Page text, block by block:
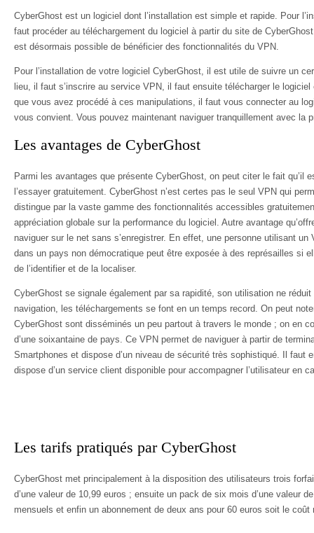
CyberGhost est un logiciel dont l’installation est simple et rapide. Pour
faut procéder au téléchargement du logiciel à partir du site de
est désormais possible de bénéficier des fonctionnalités du VPN.
Pour l’installation de votre logiciel CyberGhost, il est utile de suivre un
lieu, il faut s’inscrire au service VPN, il faut ensuite télécharger le
que vous avez procédé à ces manipulations, il faut vous connecter au
vous convient. Vous pouvez maintenant naviguer tranquillement avec la
Les avantages de CyberGhost
Parmi les avantages que présente CyberGhost, on peut citer le fait qu’il
l’essayer gratuitement. CyberGhost n’est certes pas le seul VPN qui
distingue par la vaste gamme des fonctionnalités accessibles
appréciation globale sur la performance du logiciel. Autre avantage
naviguer sur le net sans s’enregistrer. En effet, une personne utilisant un
dans un pays non démocratique peut être exposée à des représailles si
de l’identifier et de la localiser.
CyberGhost se signale également par sa rapidité, son utilisation ne
navigation, les téléchargements se font en un temps record. On peut
CyberGhost sont disséminés un peu partout à travers le monde ; on en
d’une soixantaine de pays. Ce VPN permet de naviguer à partir de
Smartphones et dispose d’un niveau de sécurité très sophistiqué. Il faut
dispose d’un service client disponible pour accompagner l’utilisateur en
Les tarifs pratiqués par CyberGhost
CyberGhost met principalement à la disposition des utilisateurs trois
d’une valeur de 10,99 euros ; ensuite un pack de six mois d’une valeur
mensuels et enfin un abonnement de deux ans pour 60 euros soit le